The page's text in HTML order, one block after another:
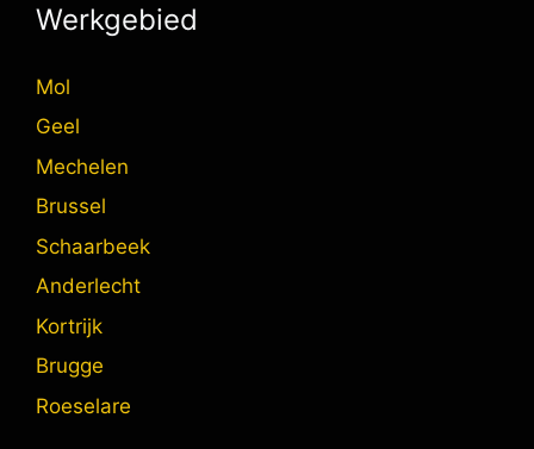
Werkgebied
Mol
Geel
Mechelen
Brussel
Schaarbeek
Anderlecht
Kortrijk
Brugge
Roeselare